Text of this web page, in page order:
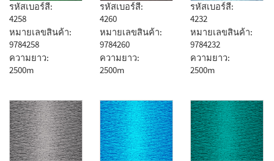
รหัสเบอร์สี:
4258
หมายเลขสินค้า:
9784258
ความยาว:
2500m
รหัสเบอร์สี:
4260
หมายเลขสินค้า:
9784260
ความยาว:
2500m
รหัสเบอร์สี:
4232
หมายเลขสินค้า:
9784232
ความยาว:
2500m